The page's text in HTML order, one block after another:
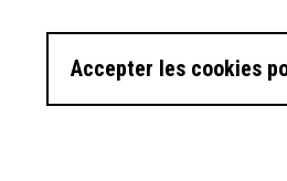
Accepter les cookies
pour